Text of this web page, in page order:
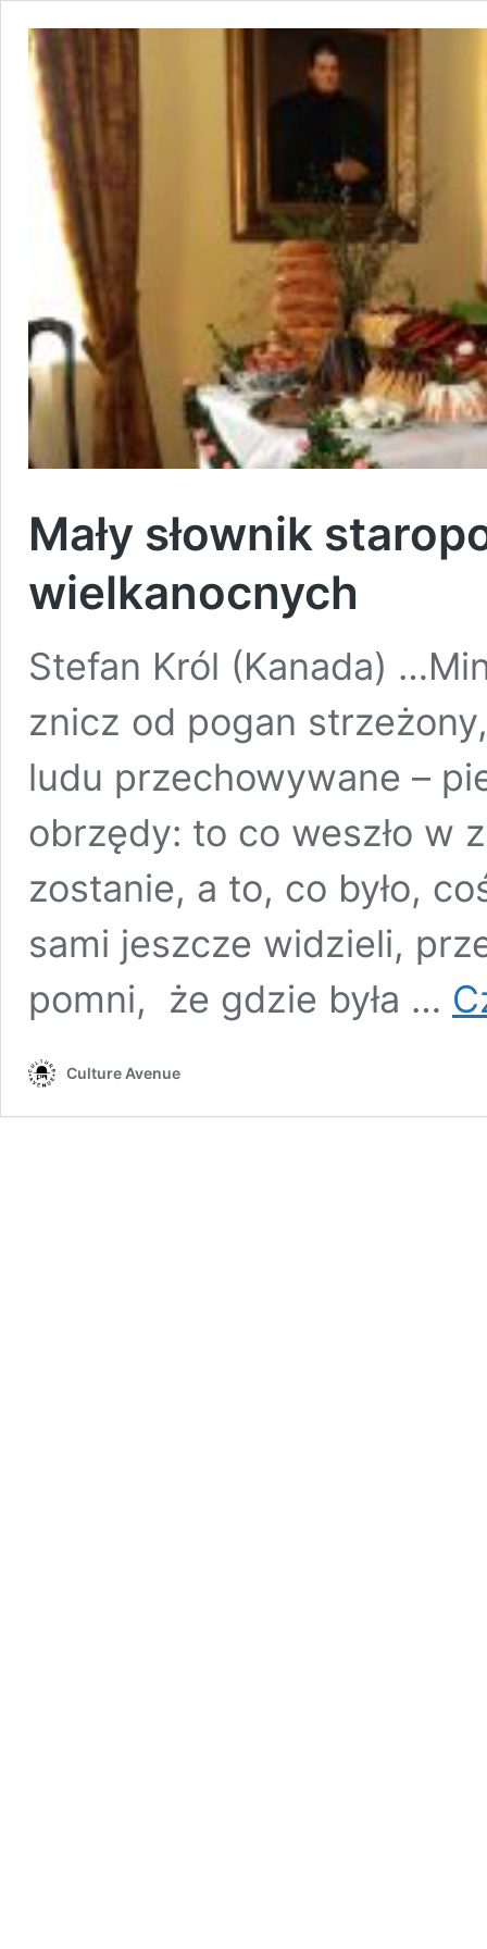
Mały słownik
wielkanocnych
Stefan Król (Kanada)
znicz od pogan
ludu przechowywane –
obrzędy: to co weszło w
zostanie, a to, co było,
sami jeszcze widzieli,
pomni, że gdzie była …
Culture Avenue